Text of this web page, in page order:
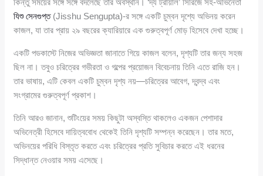
কিন্তু সময়ের সঙ্গে সঙ্গে বদলেছে তার অবস্থান। ‘দ্য ট্রায়াল’ সিরিজে সহ-অভিনেতা
যিশু সেনগুপ্ত(Jisshu Sengupta)-র সঙ্গে একটি চুম্বন দৃশ্যে অভিনয় করেন
কাজল, যা তার প্রায় ২৯ বছরের ক্যারিয়ারে এক গুরুত্বপূর্ণ মোড় হিসেবে দেখা হচ্ছে।
একটি পডকাস্টে নিজের অভিজ্ঞতা জানাতে গিয়ে কাজল বলেন, দৃশ্যটি তার জন্য সহজ
ছিল না। তবুও চরিত্রের গভীরতা ও গল্পের প্রয়োজন বিবেচনায় তিনি এতে রাজি হন।
তার ভাষায়, এটি কেবল একটি চুম্বন দৃশ্য নয়—চরিত্রের আবেগ, দ্বন্দ্ব এবং
সংগ্রামের গুরুত্বপূর্ণ প্রকাশ।
তিনি আরও জানান, শুটিংয়ের সময় কিছুটা অস্বস্তি থাকলেও একজন পেশাদার
অভিনেত্রী হিসেবে দায়িত্ববোধ থেকেই তিনি দৃশ্যটি সম্পন্ন করেছেন। তার মতে,
অভিনয়ের পরিধি বিস্তৃত করতে এবং চরিত্রের প্রতি সুবিচার করতে এই ধরনের
সিদ্ধান্ত নেওয়ার সময় এসেছে।